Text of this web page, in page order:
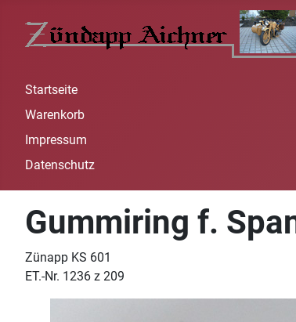
Startseite
Warenkorb
Impressum
Datenschutz
Gummiring f.
Zünapp KS 601
ET.-Nr. 1236 z 209